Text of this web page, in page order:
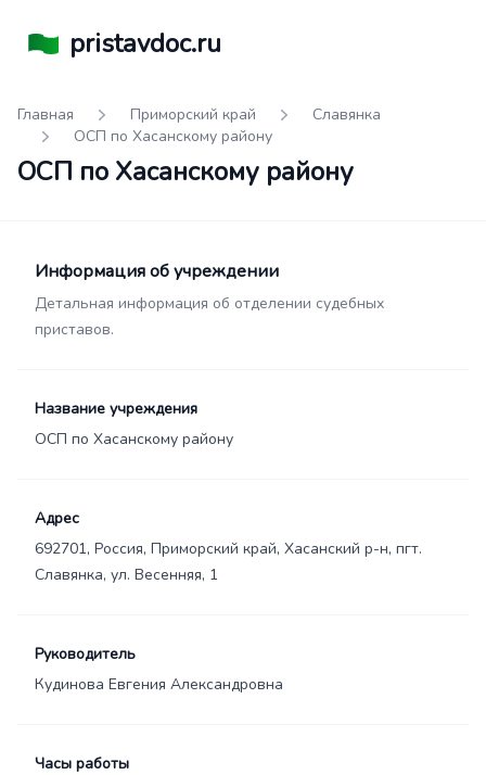
pristavdoc.ru
Главная Приморский край
Славянка
ОСП по Хасанскому району
ОСП по Хасанскому району
Информация об учреждении
Детальная информация об отделении судебных
приставов.
Название учреждения
ОСП по Хасанскому району
Адрес
692701, Россия, Приморский край, Хасанский р-н, пгт.
Славянка, ул. Весенняя, 1
Руководитель
Кудинова Евгения Александровна
Часы работы